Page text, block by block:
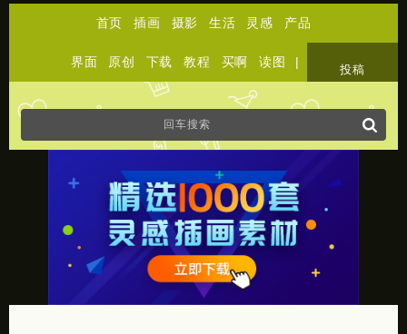
首页 插画 摄影 生活 灵感 产品
界面 原创 下载 教程 买啊 读图 |
投稿